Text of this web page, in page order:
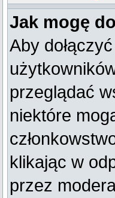
Jak mogę
Aby
przeglądać
niektóre
klikając w
przez